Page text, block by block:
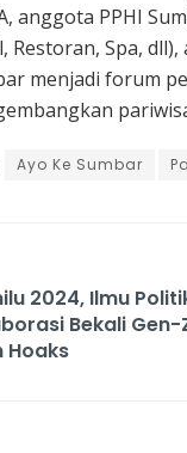
anggota PPHI
Restoran, Spa,
menjadi forum
Ayo Ke Sumbar
2024, Ilmu
Bekali Gen-
Hoaks